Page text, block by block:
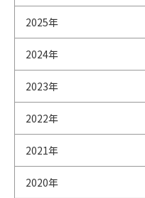
2025年
2024年
2023年
2022年
2021年
2020年